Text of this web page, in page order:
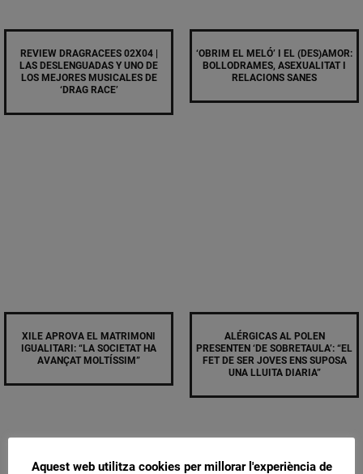
REVIEW DRAGRACEES 02X04 |
LAS DESLENGUADAS Y UNO DE
LOS MEJORES MUSICALES DE
‘DRAG RACE’
‘OBRIM EL MELÓ’ I EL (DES)AMOR:
BOLLODRAMES, ASEXUALITAT I
RELACIONS SANES
XILE APROVA EL MATRIMONI
IGUALITARI: “LA SOCIETAT HA
AVANÇAT MOLTÍSSIM”
ALÉRGICAS AL POLEN
PRESENTEN ‘DE SOBRETAULA’: “EL
FET DE SER JOVES ENS SUPOSA
UNA LLUITA DIARIA”
Aquest web utilitza cookies per millorar l'experiència de